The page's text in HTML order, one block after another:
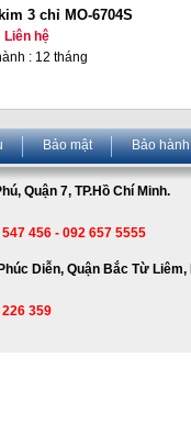
3 chỉ MO-6704S
Liên hệ
: 12 tháng
Bảo mật Bảo hành
Quận 7, TP.Hồ Chí Minh.
456 - 092 657 5555
Diễn, Quận Bắc Từ Liêm,
359